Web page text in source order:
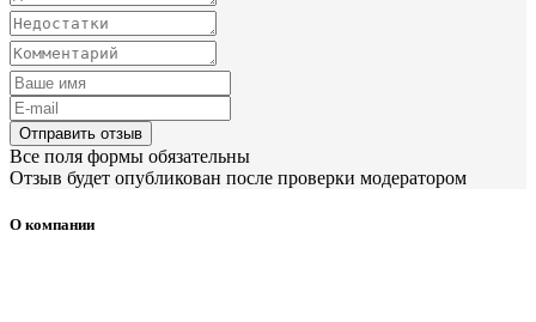
Отправить отзыв
Все поля формы обязательны
Отзыв будет опубликован после проверки модератором
О компании